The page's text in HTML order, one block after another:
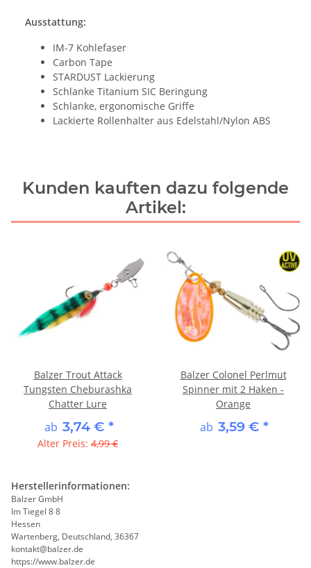
Ausstattung:
IM-7 Kohlefaser
Carbon Tape
STARDUST Lackierung
Schlanke Titanium SIC Beringung
Schlanke, ergonomische Griffe
Lackierte Rollenhalter aus Edelstahl/Nylon ABS
Kunden kauften dazu folgende
Artikel:
Balzer Trout Attack
Tungsten Cheburashka
Chatter Lure
ab 3,74 € *
Alter Preis: 4,99 €
Balzer Colonel Perlmut
Spinner mit 2 Haken -
Orange
ab 3,59 € *
Herstellerinformationen:
Balzer GmbH
Im Tiegel 8 8
Hessen
Wartenberg, Deutschland, 36367
kontakt@balzer.de
https://www.balzer.de